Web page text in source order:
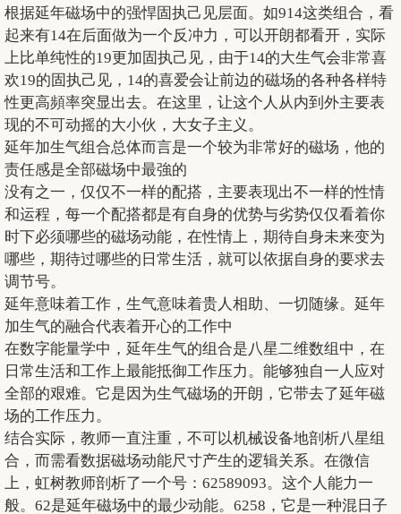
根据延年磁场中的强悍固执己见层面。如914这类组合，看
起来有14在后面做为一个反冲力，可以开朗都看开，实际
上比单纯性的19更加固执己见，由于14的大生气会非常喜
欢19的固执己见，14的喜爱会让前边的磁场的各种各样特
性更高頻率突显出去。在这里，让这个人从内到外主要表
现的不可动摇的大小伙，大女子主义。
延年加生气组合总体而言是一个较为非常好的磁场，他的
责任感是全部磁场中最強的
没有之一，仅仅不一样的配搭，主要表现出不一样的性情
和运程，每一个配搭都是有自身的优势与劣势仅仅看着你
时下必须哪些的磁场动能，在性情上，期待自身未来变为
哪些，期待过哪些的日常生活，就可以依据自身的要求去
调节号。
延年意味着工作，生气意味着贵人相助、一切随缘。延年
加生气的融合代表着开心的工作中
在数字能量学中，延年生气的组合是八星二维数组中，在
日常生活和工作上最能抵御工作压力。能够独自一人应对
全部的艰难。它是因为生气磁场的开朗，它带去了延年磁
场的工作压力。
结合实际，教师一直注重，不可以机械设备地剖析八星组
合，而需看数据磁场动能尺寸产生的逻辑关系。在微信
上，虹树教师剖析了一个号：62589093。这个人能力一
般。62是延年磁场中的最少动能。6258，它是一种混日子